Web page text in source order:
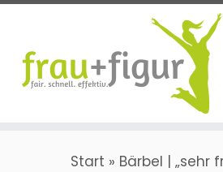
Zum
springen
Start » Bärbel | „sehr